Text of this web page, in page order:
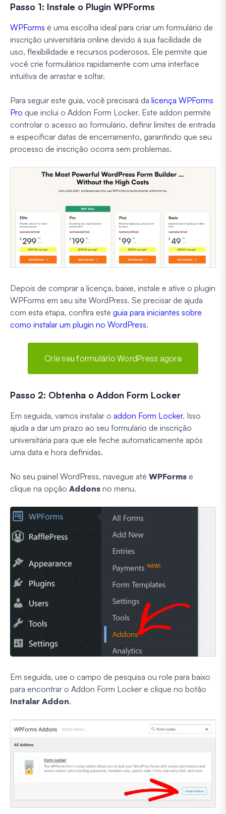
Passo 1: Instale o Plugin WPForms
WPForms é uma escolha ideal para criar um formulário de
inscrição universitária online devido à sua facilidade de
uso, flexibilidade e recursos poderosos. Ele permite que
você crie formulários rapidamente com uma interface
intuitiva de arrastar e soltar.
Para seguir este guia, você precisará da licença WPForms
Pro que inclui o Addon Form Locker. Este addon permite
controlar o acesso ao formulário, definir limites de entrada
e especificar datas de encerramento, garantindo que seu
processo de inscrição ocorra sem problemas.
Depois de comprar a licença, baixe, instale e ative o plugin
WPForms em seu site WordPress. Se precisar de ajuda
com esta etapa, confira este guia para iniciantes sobre
como instalar um plugin no WordPress.
Crie seu formulário WordPress agora
Passo 2: Obtenha o Addon Form Locker
Em seguida, vamos instalar o addon Form Locker. Isso
ajuda a dar um prazo ao seu formulário de inscrição
universitária para que ele feche automaticamente após
uma data e hora definidas.
No seu painel WordPress, navegue até WPForms e
clique na opção Addons no menu.
Em seguida, use o campo de pesquisa ou role para baixo
para encontrar o Addon Form Locker e clique no botão
Instalar Addon.